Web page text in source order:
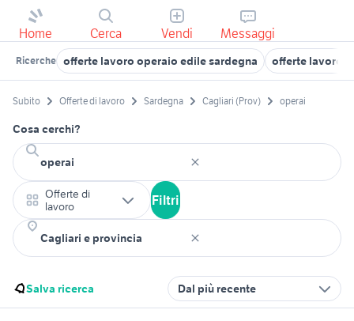
Home Cerca Vendi Messaggi
Ricerche offerte lavoro operaio edile sardegna offerte lavoro
Subito Offerte di lavoro Sardegna Cagliari (Prov) operai
Cosa cerchi?
Offerte di
lavoro
Filtri
Salva ricerca Dal più recente